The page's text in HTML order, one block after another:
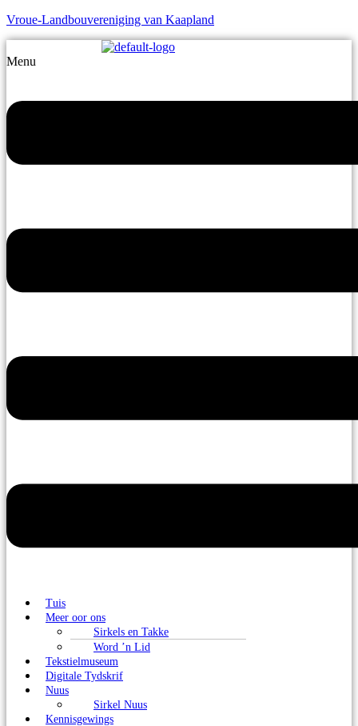
Vroue-Landbouvereniging van Kaapland
Menu
Tuis
Meer oor ons
Sirkels en Takke
Word ’n Lid
Tekstielmuseum
Digitale Tydskrif
Nuus
Sirkel Nuus
Kennisgewings